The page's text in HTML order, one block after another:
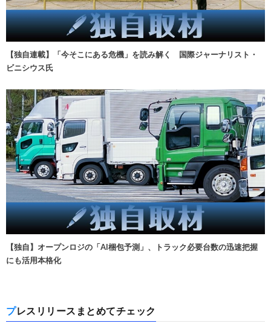
【独自連載】「今そこにある危機」を読み解く 国際ジャーナリスト・
ビニシウス氏
【独自】オープンロジの「AI梱包予測」、トラック必要台数の迅速把握
にも活用本格化
プレスリリースまとめてチェック